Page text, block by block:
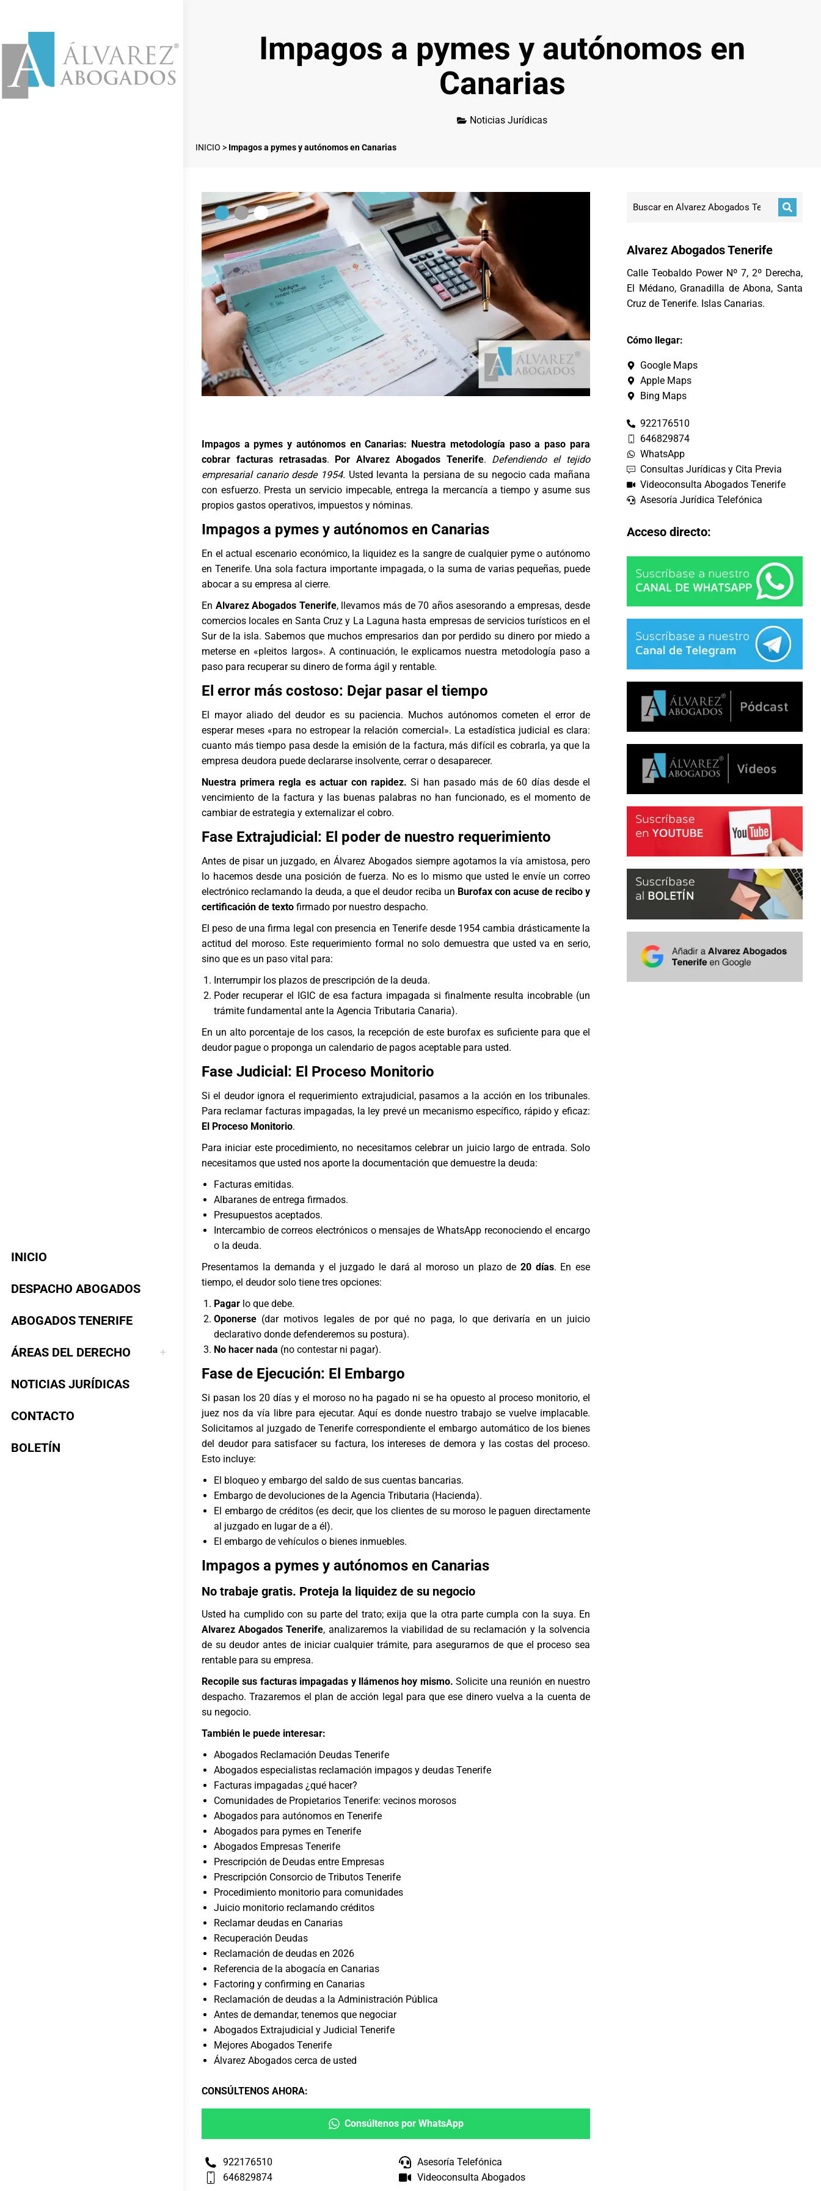
INICIO
DESPACHO ABOGADOS
ABOGADOS TENERIFE
ÁREAS DEL DERECHO
NOTICIAS JURÍDICAS
CONTACTO
BOLETÍN
Impagos a pymes y autónomos en
Canarias
Noticias Jurídicas
INICIO > Impagos a pymes y autónomos en Canarias
Impagos a pymes y autónomos en Canarias: Nuestra metodología paso a paso para
cobrar facturas retrasadas. Por Alvarez Abogados Tenerife. Defendiendo el tejido
empresarial canario desde 1954. Usted levanta la persiana de su negocio cada mañana
con esfuerzo. Presta un servicio impecable, entrega la mercancía a tiempo y asume sus
propios gastos operativos, impuestos y nóminas.
Impagos a pymes y autónomos en Canarias
En el actual escenario económico, la liquidez es la sangre de cualquier pyme o autónomo
en Tenerife. Una sola factura importante impagada, o la suma de varias pequeñas, puede
abocar a su empresa al cierre.
En Alvarez Abogados Tenerife, llevamos más de 70 años asesorando a empresas, desde
comercios locales en Santa Cruz y La Laguna hasta empresas de servicios turísticos en el
Sur de la isla. Sabemos que muchos empresarios dan por perdido su dinero por miedo a
meterse en «pleitos largos». A continuación, le explicamos nuestra metodología paso a
paso para recuperar su dinero de forma ágil y rentable.
El error más costoso: Dejar pasar el tiempo
El mayor aliado del deudor es su paciencia. Muchos autónomos cometen el error de
esperar meses «para no estropear la relación comercial». La estadística judicial es clara:
cuanto más tiempo pasa desde la emisión de la factura, más difícil es cobrarla, ya que la
empresa deudora puede declararse insolvente, cerrar o desaparecer.
Nuestra primera regla es actuar con rapidez. Si han pasado más de 60 días desde el
vencimiento de la factura y las buenas palabras no han funcionado, es el momento de
cambiar de estrategia y externalizar el cobro.
Fase Extrajudicial: El poder de nuestro requerimiento
Antes de pisar un juzgado, en Álvarez Abogados siempre agotamos la vía amistosa, pero
lo hacemos desde una posición de fuerza. No es lo mismo que usted le envíe un correo
electrónico reclamando la deuda, a que el deudor reciba un Burofax con acuse de recibo y
certificación de texto firmado por nuestro despacho.
El peso de una firma legal con presencia en Tenerife desde 1954 cambia drásticamente la
actitud del moroso. Este requerimiento formal no solo demuestra que usted va en serio,
sino que es un paso vital para:
Interrumpir los plazos de prescripción de la deuda.
Poder recuperar el IGIC de esa factura impagada si finalmente resulta incobrable (un
trámite fundamental ante la Agencia Tributaria Canaria).
En un alto porcentaje de los casos, la recepción de este burofax es suficiente para que el
deudor pague o proponga un calendario de pagos aceptable para usted.
Fase Judicial: El Proceso Monitorio
Si el deudor ignora el requerimiento extrajudicial, pasamos a la acción en los tribunales.
Para reclamar facturas impagadas, la ley prevé un mecanismo específico, rápido y eficaz:
El Proceso Monitorio.
Para iniciar este procedimiento, no necesitamos celebrar un juicio largo de entrada. Solo
necesitamos que usted nos aporte la documentación que demuestre la deuda:
Facturas emitidas.
Albaranes de entrega firmados.
Presupuestos aceptados.
Intercambio de correos electrónicos o mensajes de WhatsApp reconociendo el encargo
o la deuda.
Presentamos la demanda y el juzgado le dará al moroso un plazo de 20 días. En ese
tiempo, el deudor solo tiene tres opciones:
Pagar lo que debe.
Oponerse (dar motivos legales de por qué no paga, lo que derivaría en un juicio
declarativo donde defenderemos su postura).
No hacer nada (no contestar ni pagar).
Fase de Ejecución: El Embargo
Si pasan los 20 días y el moroso no ha pagado ni se ha opuesto al proceso monitorio, el
juez nos da vía libre para ejecutar. Aquí es donde nuestro trabajo se vuelve implacable.
Solicitamos al juzgado de Tenerife correspondiente el embargo automático de los bienes
del deudor para satisfacer su factura, los intereses de demora y las costas del proceso.
Esto incluye:
El bloqueo y embargo del saldo de sus cuentas bancarias.
Embargo de devoluciones de la Agencia Tributaria (Hacienda).
El embargo de créditos (es decir, que los clientes de su moroso le paguen directamente
al juzgado en lugar de a él).
El embargo de vehículos o bienes inmuebles.
Impagos a pymes y autónomos en Canarias
No trabaje gratis. Proteja la liquidez de su negocio
Usted ha cumplido con su parte del trato; exija que la otra parte cumpla con la suya. En
Alvarez Abogados Tenerife, analizaremos la viabilidad de su reclamación y la solvencia
de su deudor antes de iniciar cualquier trámite, para asegurarnos de que el proceso sea
rentable para su empresa.
Recopile sus facturas impagadas y llámenos hoy mismo. Solicite una reunión en nuestro
despacho. Trazaremos el plan de acción legal para que ese dinero vuelva a la cuenta de
su negocio.
También le puede interesar:
Abogados Reclamación Deudas Tenerife
Abogados especialistas reclamación impagos y deudas Tenerife
Facturas impagadas ¿qué hacer?
Comunidades de Propietarios Tenerife: vecinos morosos
Abogados para autónomos en Tenerife
Abogados para pymes en Tenerife
Abogados Empresas Tenerife
Prescripción de Deudas entre Empresas
Prescripción Consorcio de Tributos Tenerife
Procedimiento monitorio para comunidades
Juicio monitorio reclamando créditos
Reclamar deudas en Canarias
Recuperación Deudas
Reclamación de deudas en 2026
Referencia de la abogacía en Canarias
Factoring y confirming en Canarias
Reclamación de deudas a la Administración Pública
Antes de demandar, tenemos que negociar
Abogados Extrajudicial y Judicial Tenerife
Mejores Abogados Tenerife
Álvarez Abogados cerca de usted
CONSÚLTENOS AHORA:
Consúltenos por WhatsApp
922176510
646829874
Asesoría Telefónica
Videoconsulta Abogados
Alvarez Abogados Tenerife
Calle Teobaldo Power Nº 7, 2º Derecha,
El Médano, Granadilla de Abona, Santa
Cruz de Tenerife. Islas Canarias.
Cómo llegar:
Google Maps
Apple Maps
Bing Maps
922176510
646829874
WhatsApp
Consultas Jurídicas y Cita Previa
Videoconsulta Abogados Tenerife
Asesoría Jurídica Telefónica
Acceso directo: